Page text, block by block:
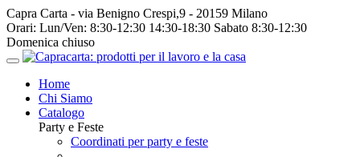
Capra Carta - via Benigno Crespi,9 - 20159 Milano
Orari: Lun/Ven: 8:30-12:30 14:30-18:30 Sabato 8:30-12:30
Domenica chiuso
Home
Chi Siamo
Catalogo
Party e Feste
Coordinati per party e feste